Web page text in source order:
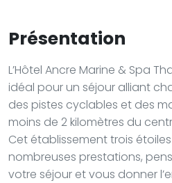
Présentation
L’Hôtel Ancre Marine & Spa
idéal pour un séjour alliant
des pistes cyclables et des
moins de 2 kilomètres du
Cet établissement trois
nombreuses prestations,
votre séjour et vous donner